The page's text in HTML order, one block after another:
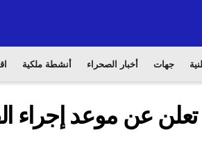
جهات أخبار الصحراء أنشطة ملكية
تعلن عن موعد إجراء